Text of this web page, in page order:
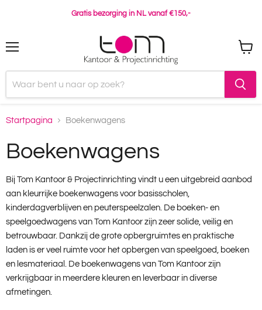
Gratis bezorging in NL vanaf €150,-
Startpagina Boekenwagens
Boekenwagens
Bij Tom Kantoor & Projectinrichting vindt u een uitgebreid aanbod
aan kleurrijke boekenwagens voor basisscholen,
kinderdagverblijven en peuterspeelzalen. De boeken- en
speelgoedwagens van Tom Kantoor zijn zeer solide, veilig en
betrouwbaar. Dankzij de grote opbergruimtes en praktische
laden is er veel ruimte voor het opbergen van speelgoed, boeken
en lesmateriaal. De boekenwagens van Tom Kantoor zijn
verkrijgbaar in meerdere kleuren en leverbaar in diverse
afmetingen.